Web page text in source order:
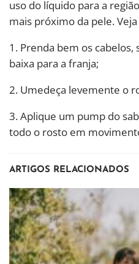
uso do líquido para a
mais próximo da pele.
1. Prenda bem os
baixa para a franja;
2. Umedeça levemente o
3. Aplique um pump do
todo o rosto em
ARTIGOS RELACIONADOS